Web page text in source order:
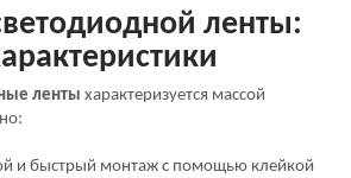
ленты:
ленты характеризуется массой
и быстрый монтаж с помощью клейкой